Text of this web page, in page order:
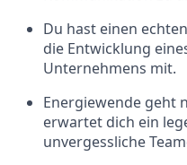
Du hast einen
die Entwicklung
Unternehmens mit.
Energiewende geht
erwartet dich ein
unvergessliche